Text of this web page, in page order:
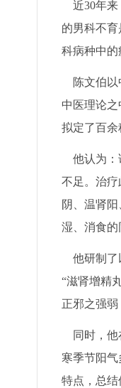
近30年来
的男科不
科病种中的
陈文伯以
中医理论
拟定了百余
他认为：
不足。治
阴、温肾
湿、消食的
他研制了
“滋肾增精
正邪之强弱
同时，他
寒季节阳
特点，总